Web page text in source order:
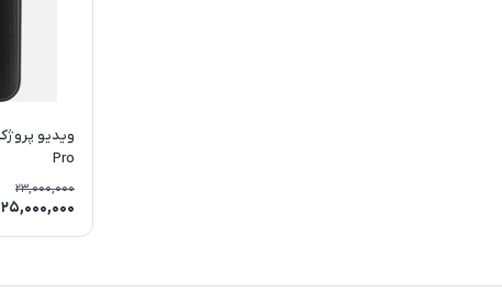
Pro
23,000,000
25,000,000